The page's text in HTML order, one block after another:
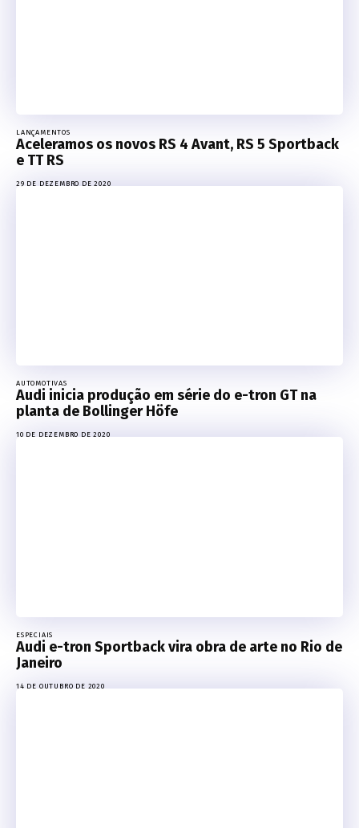
LANÇAMENTOS
Aceleramos os novos RS 4 Avant, RS 5 Sportback
e TT RS
29 DE DEZEMBRO DE 2020
AUTOMOTIVAS
Audi inicia produção em série do e-tron GT na
planta de Bollinger Höfe
10 DE DEZEMBRO DE 2020
ESPECIAIS
Audi e-tron Sportback vira obra de arte no Rio de
Janeiro
14 DE OUTUBRO DE 2020